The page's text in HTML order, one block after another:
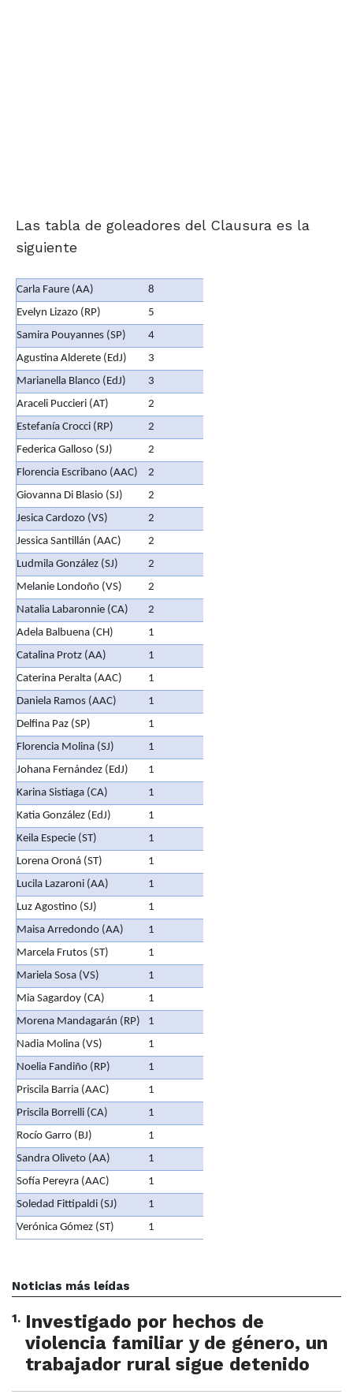
Las tabla de goleadores del Clausura es la
siguiente
Carla Faure (AA)
8
Evelyn Lizazo (RP)
5
Samira Pouyannes (SP)
4
Agustina Alderete (EdJ)
3
Marianella Blanco (EdJ)
3
Araceli Puccieri (AT)
2
Estefanía Crocci (RP)
2
Federica Galloso (SJ)
2
Florencia Escribano (AAC)
2
Giovanna Di Blasio (SJ)
2
Jesica Cardozo (VS)
2
Jessica Santillán (AAC)
2
Ludmila González (SJ)
2
Melanie Londoño (VS)
2
Natalia Labaronnie (CA)
2
Adela Balbuena (CH)
1
Catalina Protz (AA)
1
Caterina Peralta (AAC)
1
Daniela Ramos (AAC)
1
Delfina Paz (SP)
1
Florencia Molina (SJ)
1
Johana Fernández (EdJ)
1
Karina Sistiaga (CA)
1
Katia González (EdJ)
1
Keila Especie (ST)
1
Lorena Oroná (ST)
1
Lucila Lazaroni (AA)
1
Luz Agostino (SJ)
1
Maisa Arredondo (AA)
1
Marcela Frutos (ST)
1
Mariela Sosa (VS)
1
Mia Sagardoy (CA)
1
Morena Mandagarán (RP)
1
Nadia Molina (VS)
1
Noelia Fandiño (RP)
1
Priscila Barria (AAC)
1
Priscila Borrelli (CA)
1
Rocío Garro (BJ)
1
Sandra Oliveto (AA)
1
Sofía Pereyra (AAC)
1
Soledad Fittipaldi (SJ)
1
Verónica Gómez (ST)
1
Noticias más leídas
1. Investigado por hechos de
violencia familiar y de género, un
trabajador rural sigue detenido